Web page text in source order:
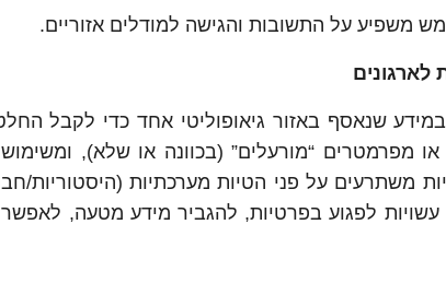
משפיע על התשובות והגישה למודלים אזוריים.
לארגונים
שנאסף באזור גיאופוליטי אחד כדי לקבל
או מפרמטרים “מורעלים” (בכוונה או שלא),
משתרעים על פני הטיות מערכתיות (היסטוריות/
עשויות לפגוע בפרטיות, להגביר מידע מטעה,